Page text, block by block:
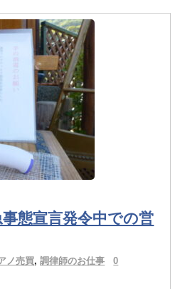
態宣言発令中での営
ノ売買,調律師のお仕事
0